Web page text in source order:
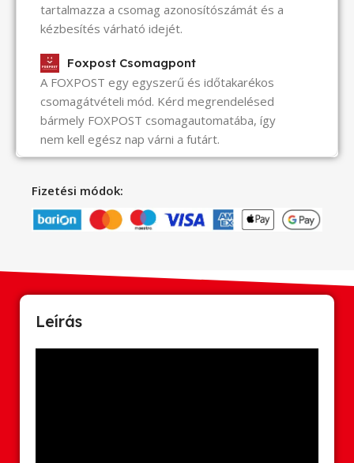
tartalmazza a csomag azonosítószámát és a
kézbesítés várható idejét.
Foxpost Csomagpont
A FOXPOST egy egyszerű és időtakarékos
csomagátvételi mód. Kérd megrendelésed
bármely FOXPOST csomagautomatába, így
nem kell egész nap várni a futárt.
Fizetési módok:
Leírás